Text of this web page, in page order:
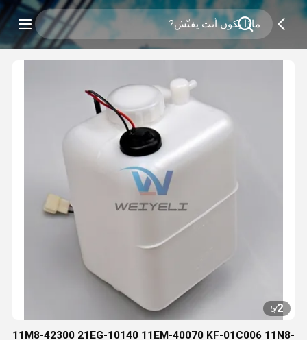
2
/
5
11M8-42300 21EG-10140 11EM-40070 KF-01C006 11N8-